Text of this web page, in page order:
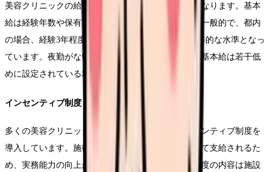
美容クリニックの給与体系は施設によって大きく異なります。基本
給は経験年数や保有資格によって設定されることが一般的で、都内
の場合、経験3年程度で月給30万円から35万円が標準的な水準となっ
ています。夜勤がないため、一般病院と比較すると基本給は若干低
めに設定されている場合もあります。
インセンティブ制度
多くの美容クリニックでは、基本給に加えてインセンティブ制度を
導入しています。施術件数や売上への貢献度に応じて支給されるた
め、実務能力の向上が収入アップに直結します。制度の内容は施設